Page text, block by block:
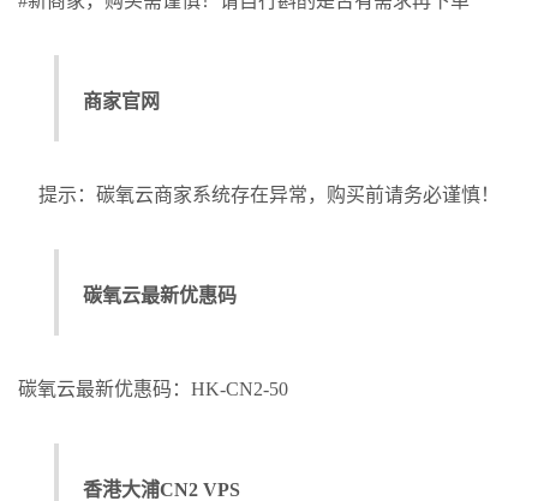
商家官网
提示：碳氧云商家系统存在异常，购买前请务必谨慎！
碳氧云最新优惠码
碳氧云最新优惠码：HK-CN2-50
香港大浦CN2 VPS